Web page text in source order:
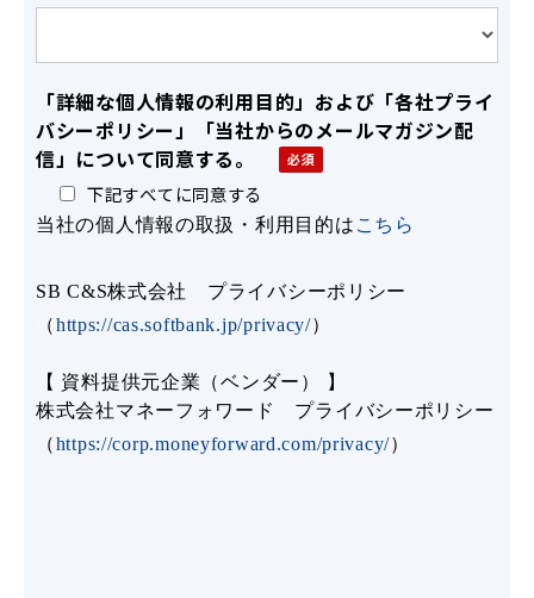
「詳細な個人情報の利用目的」および「各社プライ
バシーポリシー」「当社からのメールマガジン配
信」について同意する。
下記すべてに同意する
当社の個人情報の取扱・利用目的は こちら
SB C&S株式会社 プライバシーポリシー
（https://cas.softbank.jp/privacy/）
【 資料提供元企業（ベンダー） 】
株式会社マネーフォワード プライバシーポリシー
（https://corp.moneyforward.com/privacy/）